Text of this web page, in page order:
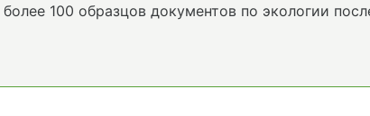
более 100 образцов документов по экологии